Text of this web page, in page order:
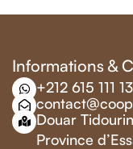
Informations &
+212 615 111
Douar
Province